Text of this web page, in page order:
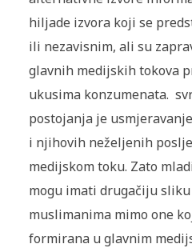
hiljade izvora koji se
ili nezavisnim, ali su
glavnih medijskih tokova
ukusima konzumenata.
postojanja je
i njihovih neželjenih
medijskom toku. Zato
mogu imati drugačiju
muslimanima mimo one
formirana u glavnim